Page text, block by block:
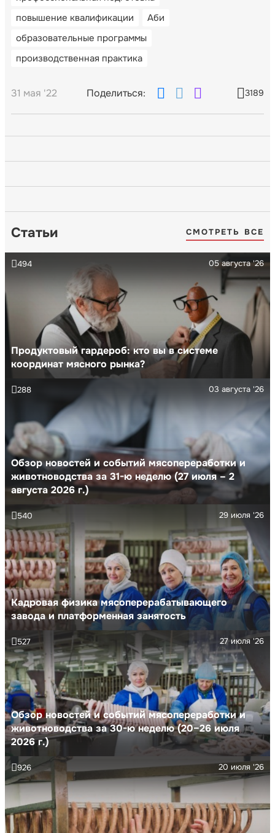
повышение квалификации
Аби
образовательные программы
производственная практика
31 мая '22 Поделиться: 3189
Статьи СМОТРЕТЬ ВСЕ
Продуктовый гардероб: кто вы в системе
координат мясного рынка?
05 августа '26
494
Обзор новостей и событий мясопереработки и
животноводства за 31-ю неделю (27 июля – 2
августа 2026 г.)
03 августа '26
288
Кадровая физика мясоперерабатывающего
завода и платформенная занятость
29 июля '26
540
Обзор новостей и событий мясопереработки и
животноводства за 30-ю неделю (20–26 июля
2026 г.)
27 июля '26
527
20 июля '26
926